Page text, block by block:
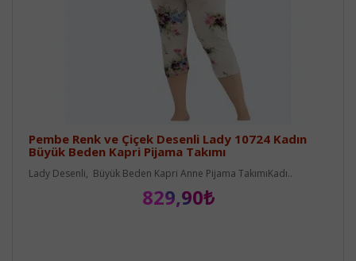
Pembe Renk ve Çiçek Desenli Lady 10724 Kadın
Büyük Beden Kapri Pijama Takımı
Lady Desenli, Büyük Beden Kapri Anne Pijama TakımıKadı..
829,90₺